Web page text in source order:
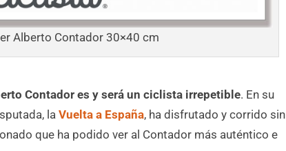
Alberto Contador 30×40 cm
Contador es y será un ciclista irrepetible. En su
laVuelta a España, ha disfrutado y corrido sin
que ha podido ver al Contador más auténtico e